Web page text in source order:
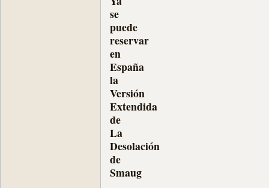
la
Versión
Extendida
de
El
Hobbit:
La
Desolación
de
Smaug
en
DVD,
Blu-
ray
y
se
puede
reservar
en
España
la
Versión
Extendida
de
La
Desolación
de
Smaug